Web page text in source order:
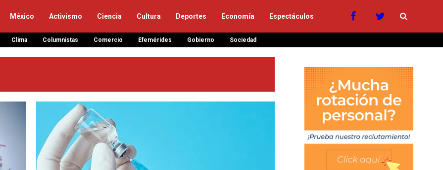
México Activismo Ciencia Cultura Deportes Economía Espectáculos
Clima Columnistas Comercio Efemérides Gobierno Sociedad